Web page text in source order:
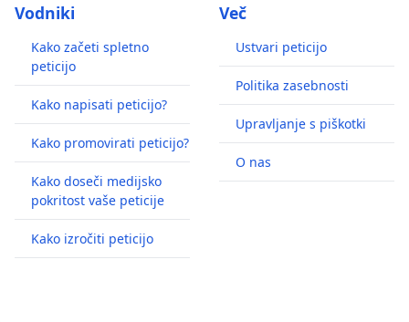
Vodniki
Kako začeti spletno
peticijo
Kako napisati peticijo?
Kako promovirati peticijo?
Kako doseči medijsko
pokritost vaše peticije
Kako izročiti peticijo
Več
Ustvari peticijo
Politika zasebnosti
Upravljanje s piškotki
O nas